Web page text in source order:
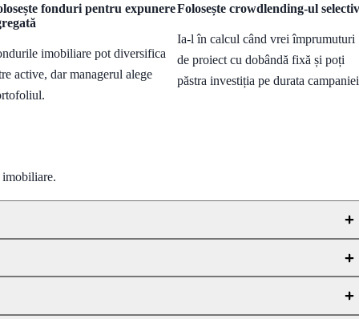
fonduri pentru expunere
imobiliare pot diversifica
active, dar managerul alege
Folosește crowdlending-ul selectiv
Ia-l în calcul când vrei împrumuturi
de proiect cu dobândă fixă și poți
păstra investiția pe durata